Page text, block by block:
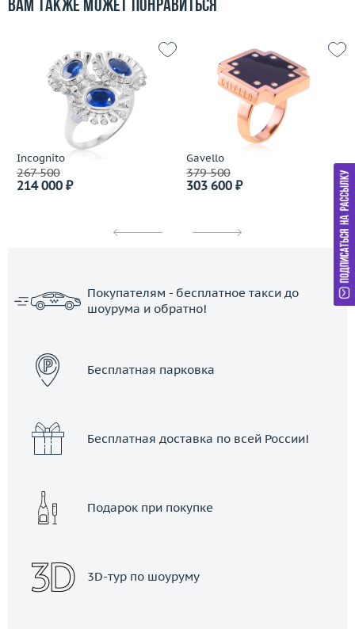
Вам также может понравиться
Incognito
267 500
214 000 ₽
Gavello
379 500
303 600 ₽
Покупателям - бесплатное такси до
шоурума и обратно!
Бесплатная парковка
Бесплатная доставка по всей России!
Подарок при покупке
3D-тур по шоуруму